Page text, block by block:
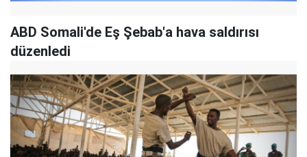
ABD Somali'de Eş Şebab'a hava saldırısı
düzenledi